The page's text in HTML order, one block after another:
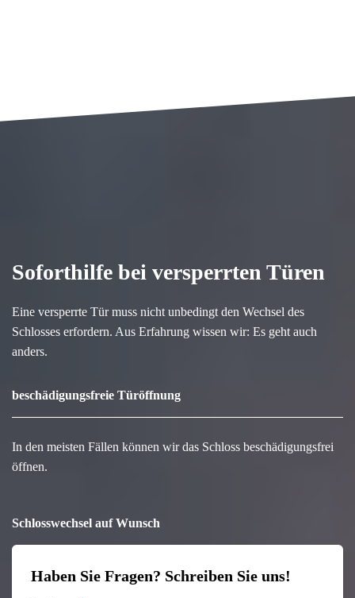
Soforthilfe bei versperrten Türen
Eine versperrte Tür muss nicht unbedingt den Wechsel des
Schlosses erfordern. Aus Erfahrung wissen wir: Es geht auch
anders.
beschädigungsfreie Türöffnung
In den meisten Fällen können wir das Schloss beschädigungsfrei
öffnen.
Schlosswechsel auf Wunsch
Haben Sie Fragen? Schreiben Sie uns!